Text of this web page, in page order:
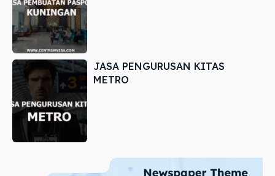
JASA PENGURUSAN KITAS
METRO